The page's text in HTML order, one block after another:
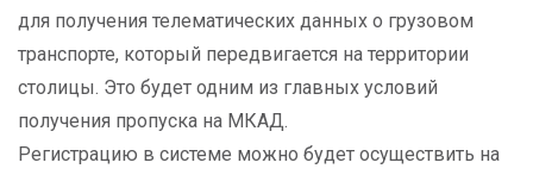
для получения телематических данных о грузовом
транспорте, который передвигается на территории
столицы. Это будет одним из главных условий
получения пропуска на МКАД.
Регистрацию в системе можно будет осуществить на